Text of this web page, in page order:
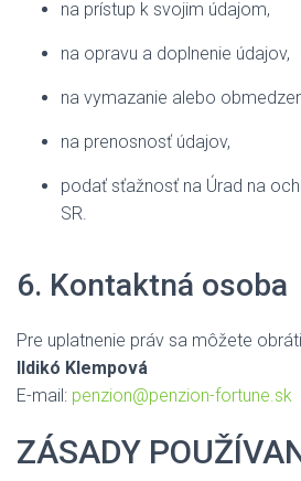
na prístup k svojim údajom,
na opravu a doplnenie údajov,
na vymazanie alebo
na prenosnosť údajov,
podať sťažnosť na Úrad na
SR.
6. Kontaktná osoba
Pre uplatnenie práv sa môžete
Ildikó Klempová
E-mail: penzion@penzion-fortune.sk
ZÁSADY